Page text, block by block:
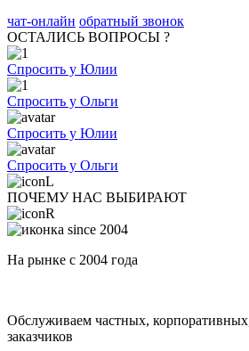
чат-онлайн обратный звонок
ОСТАЛИСЬ ВОПРОСЫ ?
Спросить у Юлии
Спросить у Ольги
Спросить у Юлии
Спросить у Ольги
ПОЧЕМУ НАС ВЫБИРАЮТ
На рынке с 2004 года
Обслуживаем частных,
заказчиков